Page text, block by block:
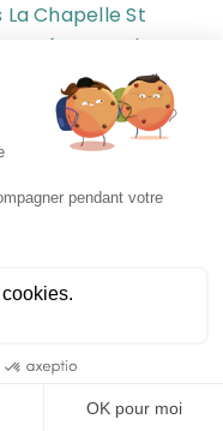
Chapelle St
Vente de
Vente de murs
St Mesmin